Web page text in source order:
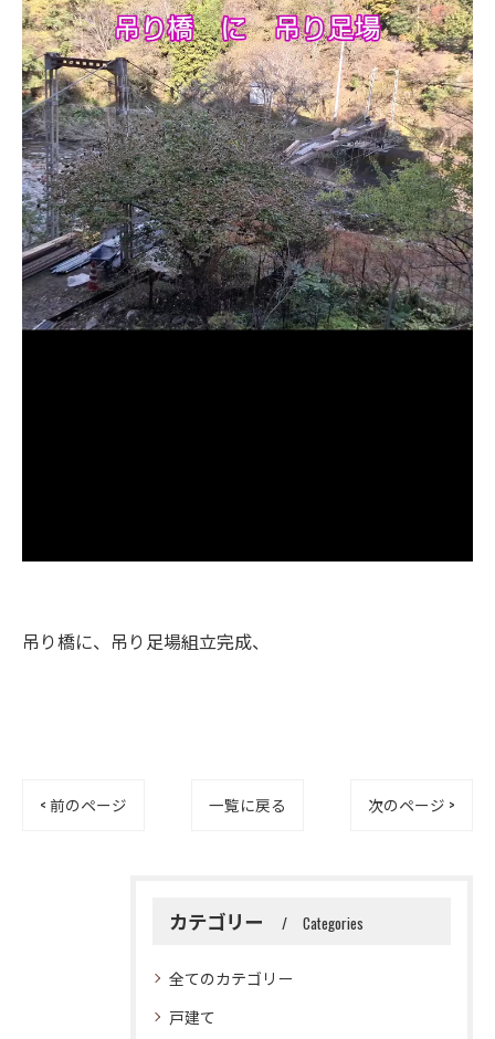
吊り橋に、吊り足場組立完成、
< 前のページ 一覧に戻る 次のページ >
カテゴリー Categories
全てのカテゴリー
戸建て